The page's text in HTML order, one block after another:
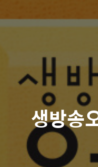
생방송